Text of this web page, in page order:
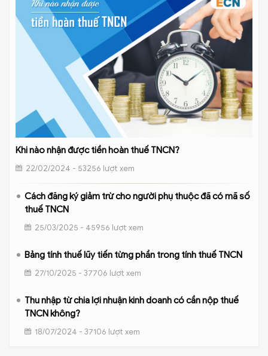
Khi nào nhận được tiền hoàn thuế TNCN?
22/02/2024 - 53256 lượt xem
Cách đăng ký giảm trừ cho người phụ thuộc đã có mã số
thuế TNCN
25/03/2025 - 45956 lượt xem
Bảng tính thuế lũy tiến từng phần trong tính thuế TNCN
27/10/2025 - 37706 lượt xem
Thu nhập từ chia lợi nhuận kinh doanh có cần nộp thuế
TNCN không?
18/07/2024 - 37106 lượt xem